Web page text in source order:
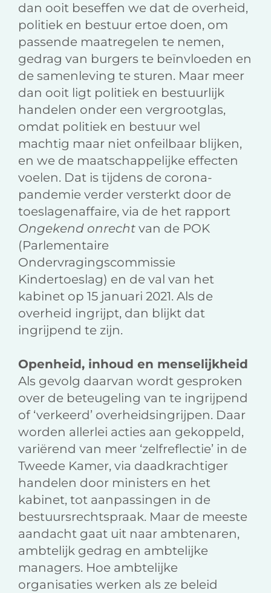
dan ooit beseffen we dat de overheid,
politiek en bestuur ertoe doen, om
passende maatregelen te nemen,
gedrag van burgers te beïnvloeden en
de samenleving te sturen. Maar meer
dan ooit ligt politiek en bestuurlijk
handelen onder een vergrootglas,
omdat politiek en bestuur wel
machtig maar niet onfeilbaar blijken,
en we de maatschappelijke effecten
voelen. Dat is tijdens de corona-
pandemie verder versterkt door de
toeslagenaffaire, via de het rapport
Ongekend onrecht van de POK
(Parlementaire
Ondervragingscommissie
Kindertoeslag) en de val van het
kabinet op 15 januari 2021. Als de
overheid ingrijpt, dan blijkt dat
ingrijpend te zijn.
Openheid, inhoud en menselijkheid
Als gevolg daarvan wordt gesproken
over de beteugeling van te ingrijpend
of ‘verkeerd’ overheidsingrijpen. Daar
worden allerlei acties aan gekoppeld,
variërend van meer ‘zelfreflectie’ in de
Tweede Kamer, via daadkrachtiger
handelen door ministers en het
kabinet, tot aanpassingen in de
bestuursrechtspraak. Maar de meeste
aandacht gaat uit naar ambtenaren,
ambtelijk gedrag en ambtelijke
managers. Hoe ambtelijke
organisaties werken als ze beleid